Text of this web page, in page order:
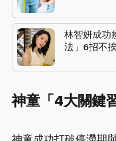
林智妍成功
法」6招不
神童「4大關鍵